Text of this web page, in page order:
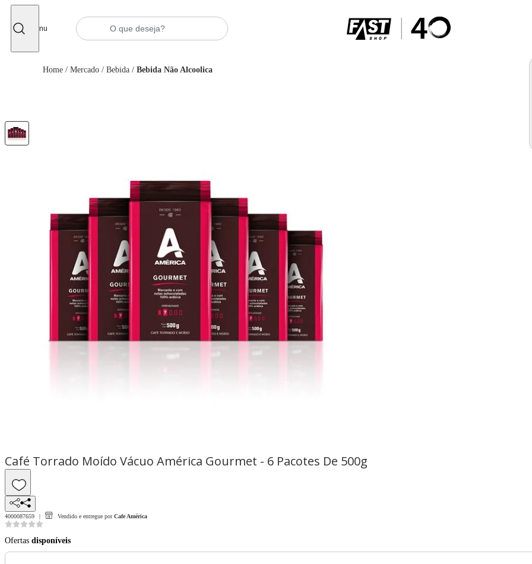
Menu
Home / Mercado / Bebida / Bebida Não Alcoolica
Café Torrado Moído Vácuo América Gourmet - 6 Pacotes De 500g
4000087659 Vendido e entregue por Cafe América
Ofertas disponíveis